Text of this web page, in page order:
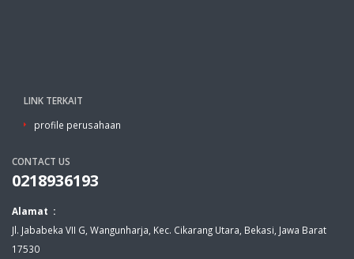
LINK TERKAIT
profile perusahaan
CONTACT US
0218936193
Alamat :
Jl. Jababeka VII G, Wangunharja, Kec. Cikarang Utara, Bekasi, Jawa Barat
17530